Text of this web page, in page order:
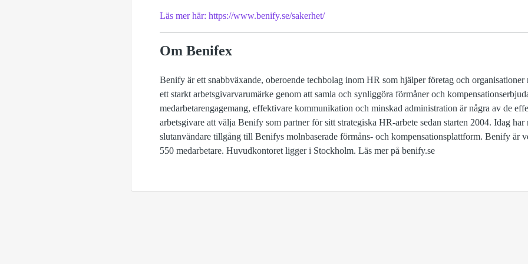
Läs mer här: https://www.benify.se/sakerhet/
Om Benifex
Benify är ett snabbväxande, oberoende techbolag inom HR som hjälper företag och
ett starkt arbetsgivarvarumärke genom att samla och synliggöra förmåner och
medarbetarengagemang, effektivare kommunikation och minskad administration är några av de
arbetsgivare att välja Benify som partner för sitt strategiska HR-arbete sedan starten 2004. Idag
slutanvändare tillgång till Benifys molnbaserade förmåns- och kompensationsplattform. Benify är
550 medarbetare. Huvudkontoret ligger i Stockholm. Läs mer på benify.se